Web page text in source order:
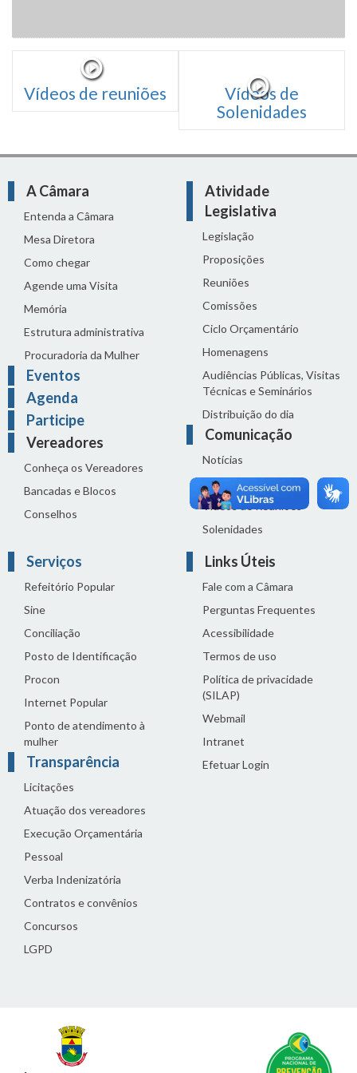
Vídeos de reuniões
Vídeos de
Solenidades
A Câmara
Entenda a Câmara
Mesa Diretora
Como chegar
Agende uma Visita
Memória
Estrutura administrativa
Procuradoria da Mulher
Eventos
Agenda
Participe
Vereadores
Conheça os Vereadores
Bancadas e Blocos
Conselhos
Atividade
Legislativa
Legislação
Proposições
Reuniões
Comissões
Ciclo Orçamentário
Homenagens
Audiências Públicas, Visitas
Técnicas e Seminários
Distribuição do dia
Comunicação
Notícias
Sala de Imprensa
Vídeos de Reuniões
Solenidades
Serviços
Refeitório Popular
Sine
Conciliação
Posto de Identificação
Procon
Internet Popular
Ponto de atendimento à
mulher
Transparência
Licitações
Atuação dos vereadores
Execução Orçamentária
Pessoal
Verba Indenizatória
Contratos e convênios
Concursos
LGPD
Links Úteis
Fale com a Câmara
Perguntas Frequentes
Acessibilidade
Termos de uso
Política de privacidade
(SILAP)
Webmail
Intranet
Efetuar Login